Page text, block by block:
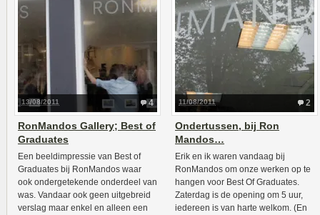
4
13/08/2011
RonMandos Gallery; Best of
Graduates
Een beeldimpressie van Best of
Graduates bij RonMandos waar
ook ondergetekende onderdeel van
was. Vandaar ook geen uitgebreid
verslag maar enkel en alleen een
2
11/08/2011
Ondertussen, bij Ron
Mandos…
Erik en ik waren vandaag bij
RonMandos om onze werken op te
hangen voor Best Of Graduates.
Zaterdag is de opening om 5 uur,
iedereen is van harte welkom. (En